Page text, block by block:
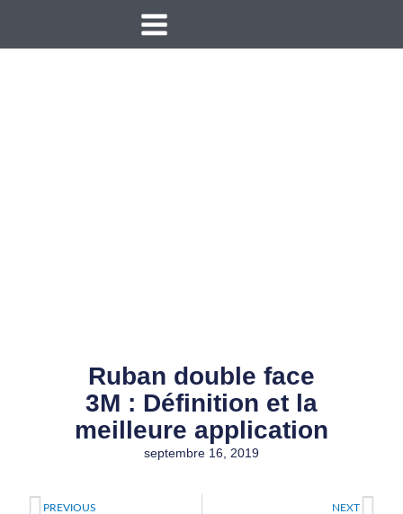
MAIN
MENU
Ruban double face
3M : Définition et la
meilleure application
septembre 16, 2019
PREVIOUS NEXT